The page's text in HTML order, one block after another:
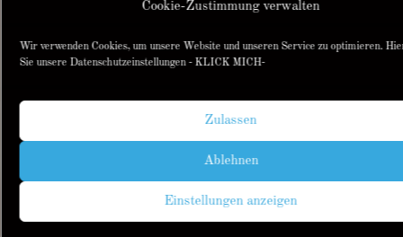
Cookie-Zustimmung verwalten
Wir verwenden Cookies, um unsere Website und unseren Service zu optimieren.
Sie unsere Datenschutzeinstellungen - KLICK MICH-
Zulassen
Ablehnen
Einstellungen anzeigen